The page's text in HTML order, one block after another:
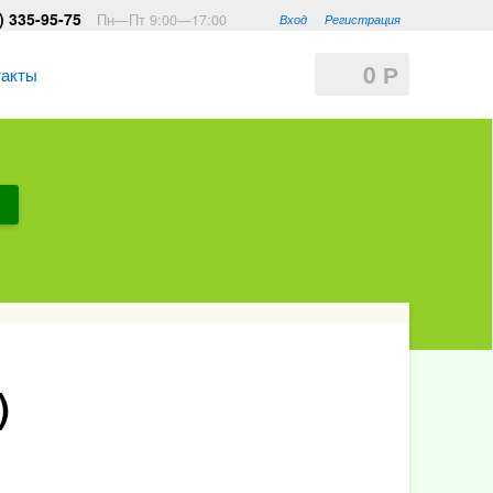
Вход Регистрация
335-95-75 Пн—Пт 9:00—17:00
0 Р